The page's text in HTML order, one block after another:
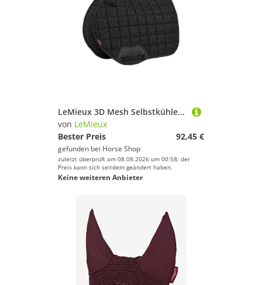
LeMieux 3D Mesh Selbstkühlende Eurojump Schabracke
von LeMieux
Bester Preis
92,45 €
gefunden bei Horse Shop
zuletzt überprüft am 08.08.2026 um 00:58; der
Preis kann sich seitdem geändert haben.
Keine weiteren Anbieter